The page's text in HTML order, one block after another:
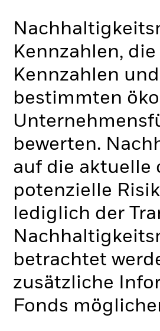
Kennzahlen,
Kennzahlen
bestimmten
bewerten.
auf die aktuelle
potenzielle
lediglich der
betrachtet
zusätzliche
Fonds